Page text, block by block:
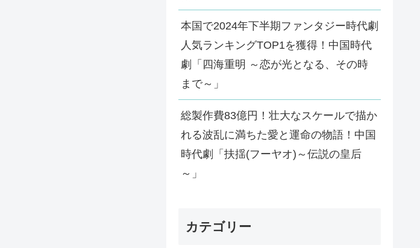
本国で2024年下半期ファンタジー時代劇
人気ランキングTOP1を獲得！中国時代
劇「四海重明 ～恋が光となる、その時
まで～」
総製作費83億円！壮大なスケールで描か
れる波乱に満ちた愛と運命の物語！中国
時代劇「扶揺(フーヤオ)～伝説の皇后
～」
カテゴリー